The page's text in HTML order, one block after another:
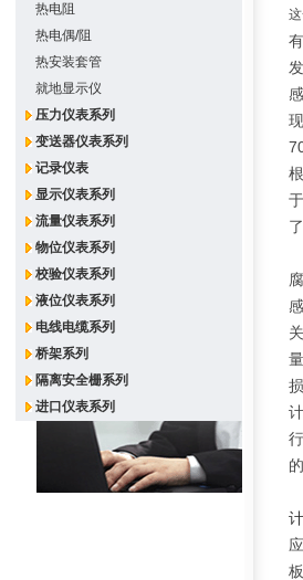
热电阻
热电偶/阻
热安装套管
就地显示仪
压力仪表系列
变送器仪表系列
记录仪表
显示仪表系列
流量仪表系列
物位仪表系列
校验仪表系列
液位仪表系列
电线电缆系列
桥架系列
隔离安全栅系列
进口仪表系列